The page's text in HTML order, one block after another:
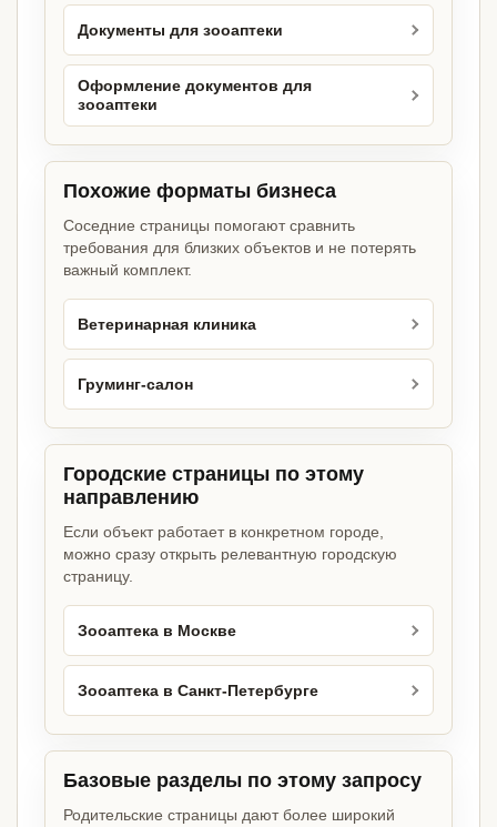
Документы для зооаптеки
Оформление документов для
зооаптеки
Похожие форматы бизнеса
Соседние страницы помогают сравнить
требования для близких объектов и не потерять
важный комплект.
Ветеринарная клиника
Груминг-салон
Городские страницы по этому
направлению
Если объект работает в конкретном городе,
можно сразу открыть релевантную городскую
страницу.
Зооаптека в Москве
Зооаптека в Санкт-Петербурге
Базовые разделы по этому запросу
Родительские страницы дают более широкий